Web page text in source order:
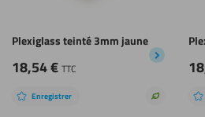
Plexiglass teinté 3mm jaune
18,54€ TTC
Enregistrer
Choix